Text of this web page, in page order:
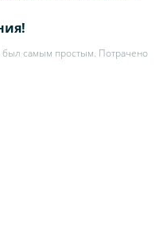
был самым простым. Потрачено